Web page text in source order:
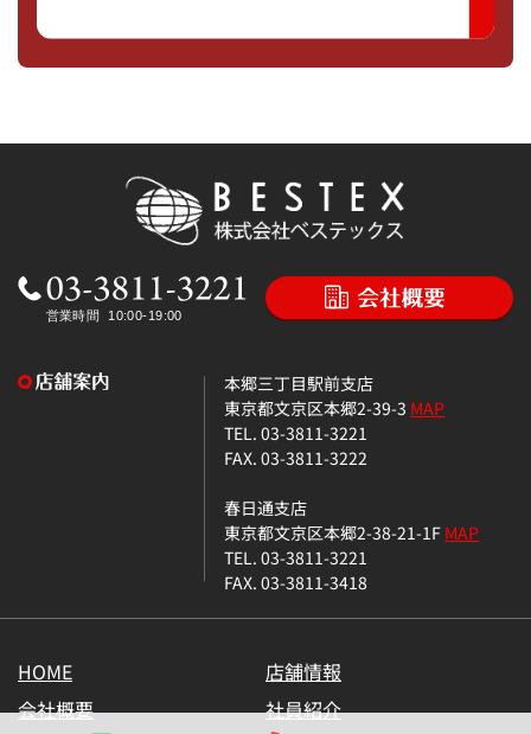
本郷三丁目駅前支店
東京都文京区本郷2-39-3 MAP
TEL. 03-3811-3221
FAX. 03-3811-3222
春日通支店
東京都文京区本郷2-38-21-1FMAP
TEL. 03-3811-3221
FAX. 03-3811-3418
HOME
店舗情報
会社概要
社員紹介